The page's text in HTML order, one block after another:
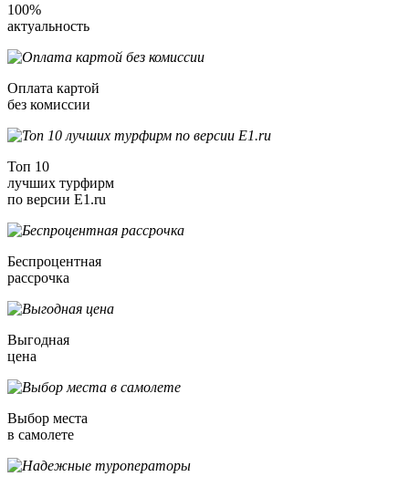
100%
актуальность
Оплата картой
без комиссии
Топ 10
лучших турфирм
по версии E1.ru
Беспроцентная
рассрочка
Выгодная
цена
Выбор места
в самолете